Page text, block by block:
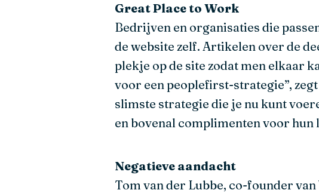
Great Place to Work
Bedrijven en organisaties die
de website zelf. Artikelen over de
plekje op de site zodat men elkaar
voor een peoplefirst-strategie”,
slimste strategie die je nu kunt
en bovenal complimenten voor hun
Negatieve aandacht
Tom van der Lubbe, co-founder